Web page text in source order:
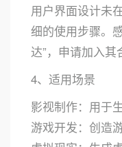
用户界面设计未
细的使用步骤。
达”，申请加入其
4、适用场景
影视制作：用于
游戏开发：创造